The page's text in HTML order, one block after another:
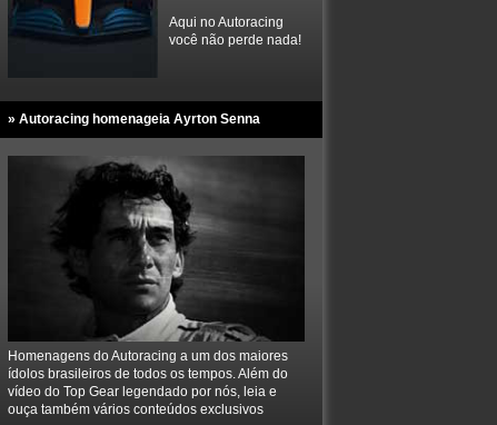
Aqui no Autoracing
você não perde nada!
» Autoracing homenageia Ayrton Senna
Homenagens do Autoracing a um dos maiores
ídolos brasileiros de todos os tempos. Além do
vídeo do Top Gear legendado por nós, leia e
ouça também vários conteúdos exclusivos